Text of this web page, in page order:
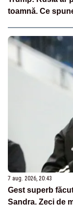
toamnă. Ce
7 aug. 2026, 20:43
Gest superb
Sandra. Zeci de